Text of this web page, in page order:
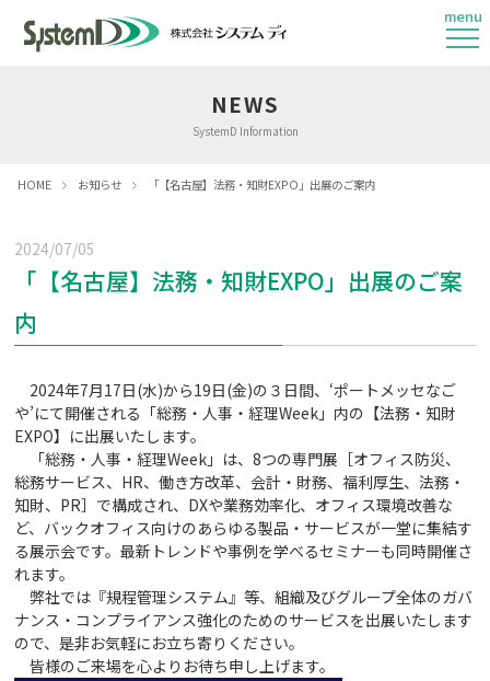
menu
NEWS
SystemD Information
HOME お知らせ 「【名古屋】法務・知財EXPO」出展のご案内
2024/07/05
「【名古屋】法務・知財EXPO」出展のご案
内
2024年7月17日(水)から19日(金)の３日間、‘ポートメッセなご
や’にて開催される「総務・人事・経理Week」内の【法務・知財
EXPO】に出展いたします。
「総務・人事・経理Week」は、8つの専門展［オフィス防災、
総務サービス、HR、働き方改革、会計・財務、福利厚生、法務・
知財、PR］で構成され、DXや業務効率化、オフィス環境改善な
ど、バックオフィス向けのあらゆる製品・サービスが一堂に集結す
る展示会です。最新トレンドや事例を学べるセミナーも同時開催さ
れます。
弊社では『規程管理システム』等、組織及びグループ全体のガバ
ナンス・コンプライアンス強化のためのサービスを出展いたします
ので、是非お気軽にお立ち寄りください。
皆様のご来場を心よりお待ち申し上げます。